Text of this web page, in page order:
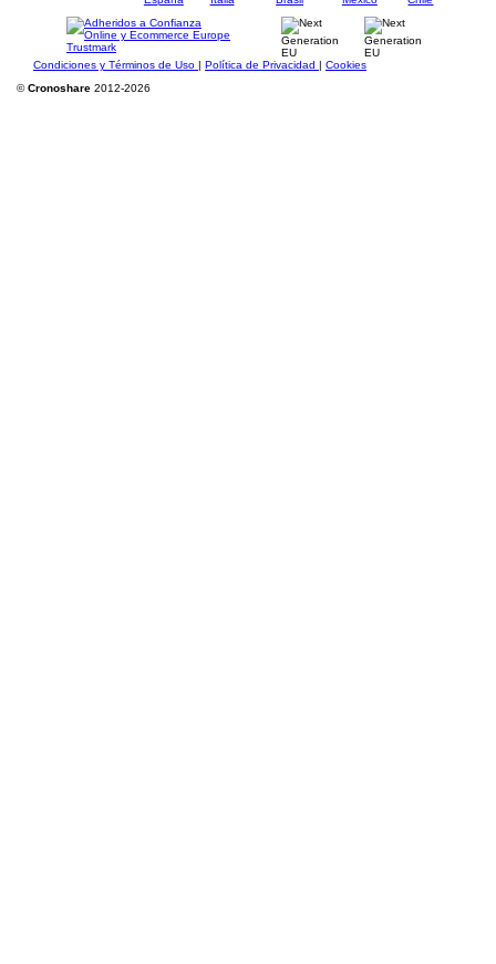
Condiciones y Términos de Uso | Política de Privacidad | Cookies
©Cronoshare 2012-2026